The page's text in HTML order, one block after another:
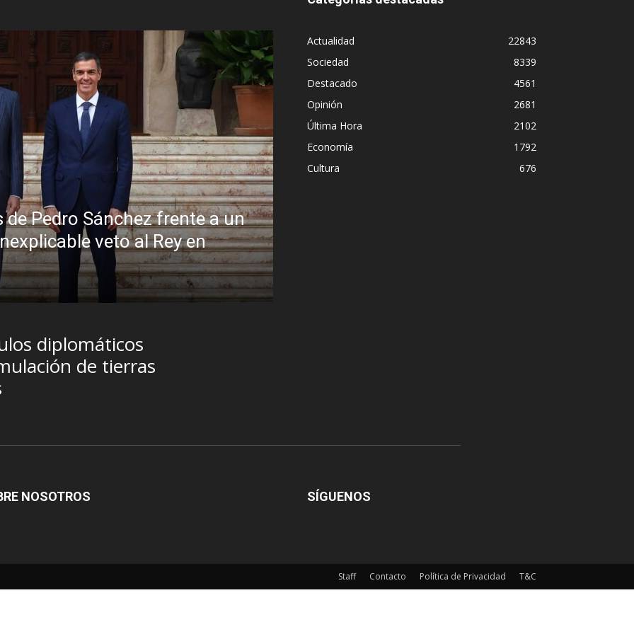
un
Sin disimulo: la peligrosa promiscuidad institucional en
Brasil y la sombra del Foro de São Paulo
R.C. Gómez - 5 agosto, 2026
diplomáticos
de tierras
Actualidad
22843
Sociedad
8339
Destacado
4561
Opinión
2681
Última Hora
2102
Economía
1792
Cultura
676
NOSOTROS SÍGUENOS
Staff Contacto Política de Privacidad T&C